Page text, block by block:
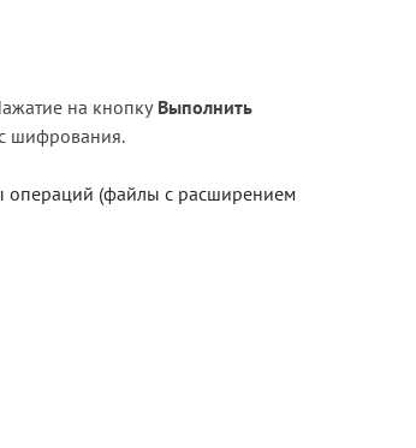
на кнопку Выполнить
шифрования.
операций (файлы с расширением